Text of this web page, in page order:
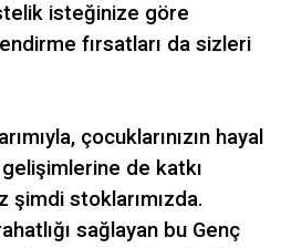
isteğinize göre
fırsatları da sizleri
çocuklarınızın hayal
de katkı
şimdi stoklarımızda.
sağlayan bu Genç